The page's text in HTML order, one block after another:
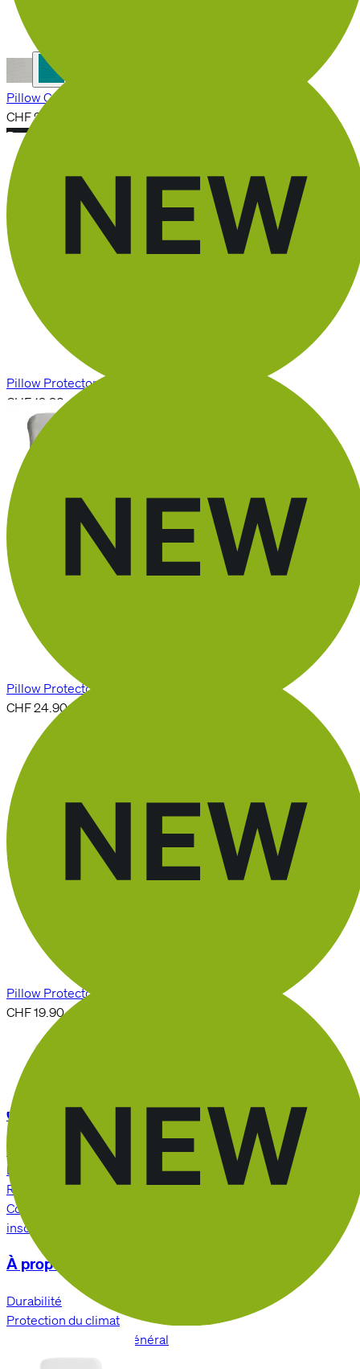
Pillow Case Active
CHF 29.90
Pour le RECOVERY PILLOW
Kissenbezug
Pillow Protector
CHF 19.90
En rupture
Pour le PILLOW PLUS
Kissenbezug
Pillow Protector Plus
CHF 24.90
En rupture
Pour le KIDS PILLOW
Kissenbezug
Pillow Protector Kids
CHF 19.90
En rupture
Footer
Customer Service
FAQ
Livraison et expédition
Retours
Contact
inscription newsletter
À propos de nous
Durabilité
Protection du climat
L'économie d'intérêt général
Valeurs et culture